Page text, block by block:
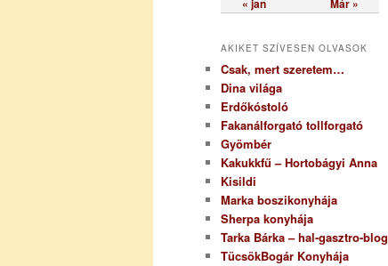
« jan Már »
AKIKET SZÍVESEN OLVASOK
Csak, mert szeretem…
Dina világa
Erdőkóstoló
Fakanálforgató tollforgató
Gyömbér
Kakukkfű – Hortobágyi Anna
Kisildi
Marka boszikonyhája
Sherpa konyhája
Tarka Bárka – hal-gasztro-blog
TücsökBogár Konyhája